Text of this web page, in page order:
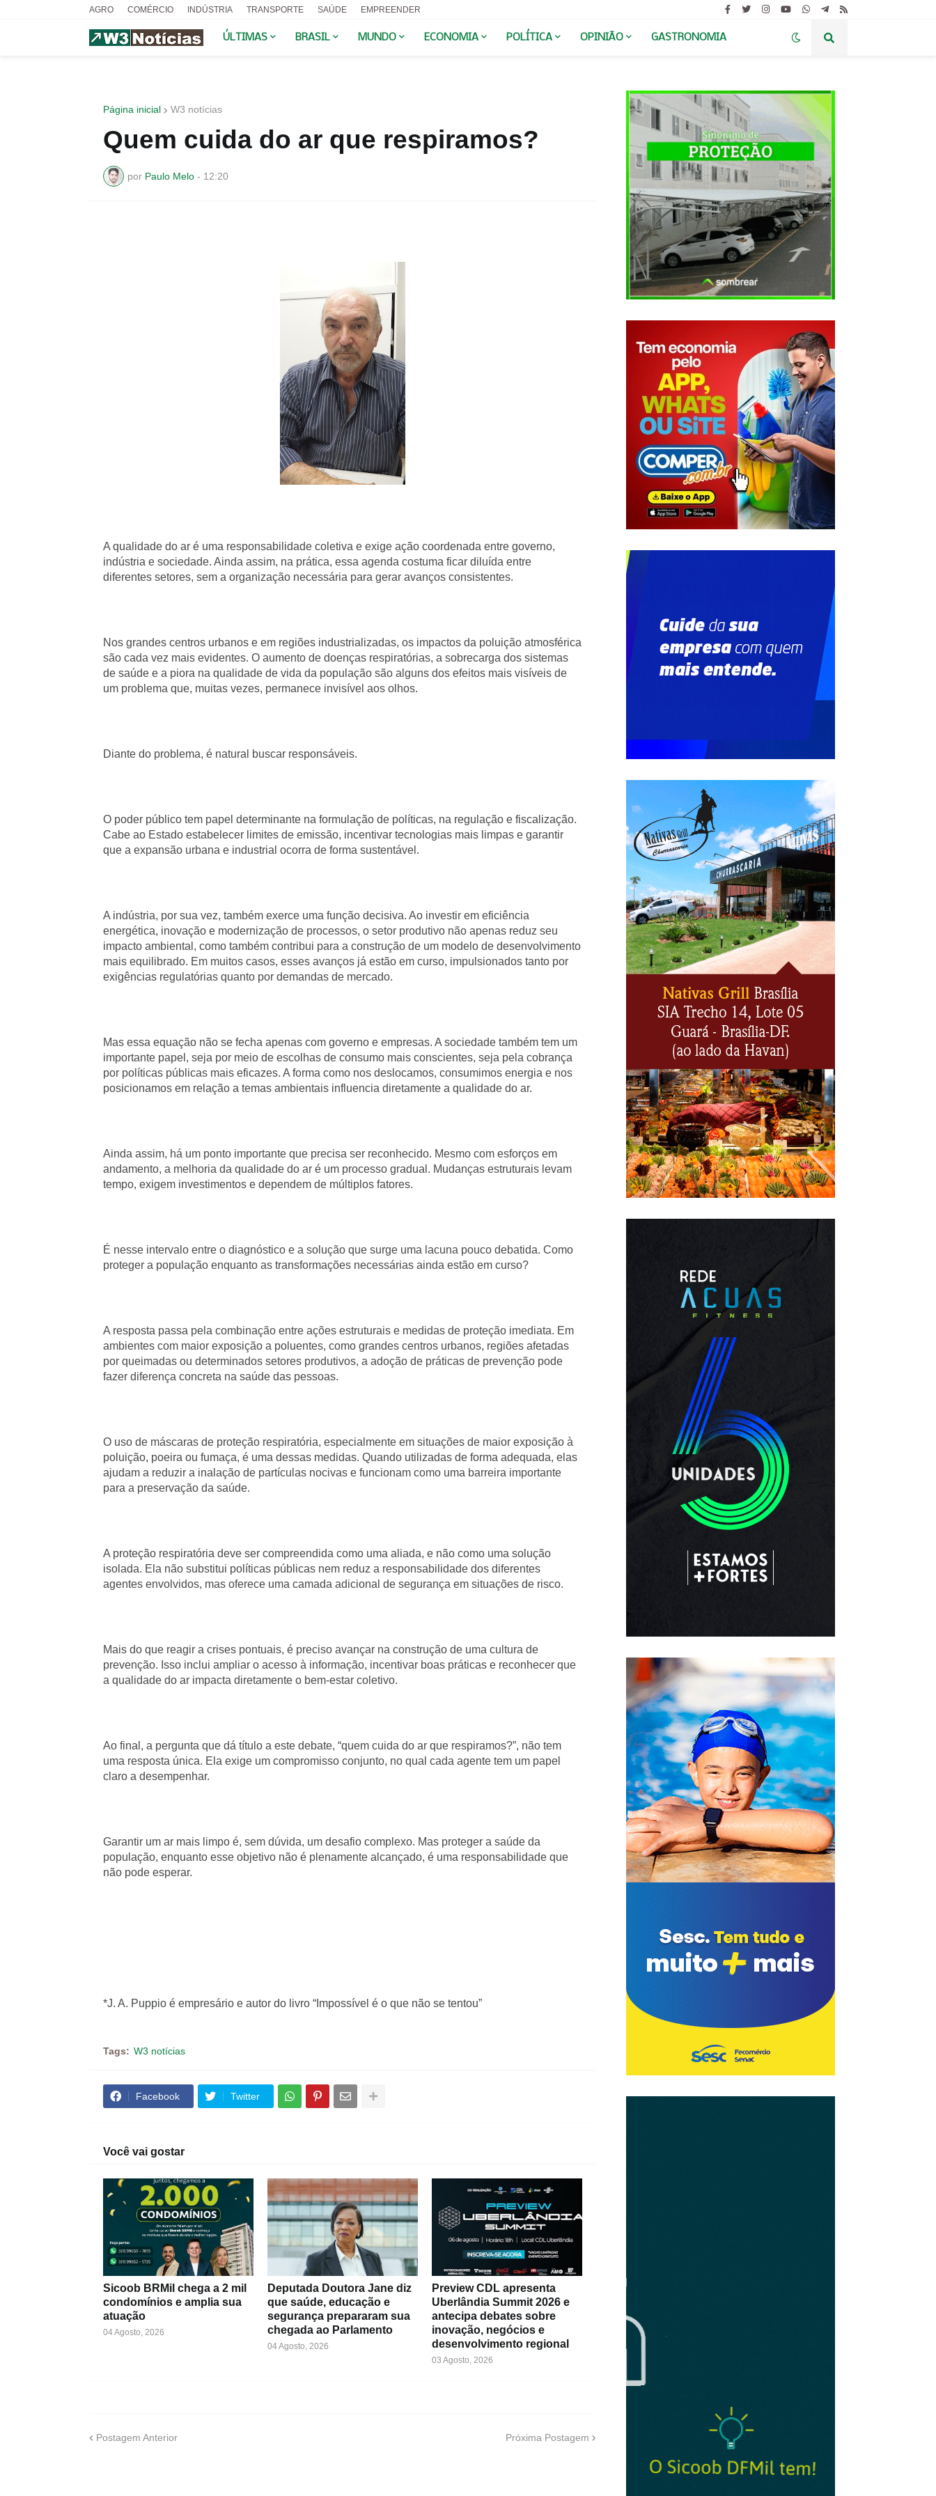
AGRO COMÉRCIO INDÚSTRIA TRANSPORTE SAÚDE EMPREENDER
ÚLTIMAS BRASIL MUNDO ECONOMIA POLÍTICA OPINIÃO GASTRONOMIA
Página inicial W3 notícias
Quem cuida do ar que respiramos?
por Paulo Melo - 12:20
A qualidade do ar é uma responsabilidade coletiva e exige ação coordenada entre governo,
indústria e sociedade. Ainda assim, na prática, essa agenda costuma ficar diluída entre
diferentes setores, sem a organização necessária para gerar avanços consistentes.
Nos grandes centros urbanos e em regiões industrializadas, os impactos da poluição atmosférica
são cada vez mais evidentes. O aumento de doenças respiratórias, a sobrecarga dos sistemas
de saúde e a piora na qualidade de vida da população são alguns dos efeitos mais visíveis de
um problema que, muitas vezes, permanece invisível aos olhos.
Diante do problema, é natural buscar responsáveis.
O poder público tem papel determinante na formulação de políticas, na regulação e fiscalização.
Cabe ao Estado estabelecer limites de emissão, incentivar tecnologias mais limpas e garantir
que a expansão urbana e industrial ocorra de forma sustentável.
A indústria, por sua vez, também exerce uma função decisiva. Ao investir em eficiência
energética, inovação e modernização de processos, o setor produtivo não apenas reduz seu
impacto ambiental, como também contribui para a construção de um modelo de desenvolvimento
mais equilibrado. Em muitos casos, esses avanços já estão em curso, impulsionados tanto por
exigências regulatórias quanto por demandas de mercado.
Mas essa equação não se fecha apenas com governo e empresas. A sociedade também tem um
importante papel, seja por meio de escolhas de consumo mais conscientes, seja pela cobrança
por políticas públicas mais eficazes. A forma como nos deslocamos, consumimos energia e nos
posicionamos em relação a temas ambientais influencia diretamente a qualidade do ar.
Ainda assim, há um ponto importante que precisa ser reconhecido. Mesmo com esforços em
andamento, a melhoria da qualidade do ar é um processo gradual. Mudanças estruturais levam
tempo, exigem investimentos e dependem de múltiplos fatores.
É nesse intervalo entre o diagnóstico e a solução que surge uma lacuna pouco debatida. Como
proteger a população enquanto as transformações necessárias ainda estão em curso?
A resposta passa pela combinação entre ações estruturais e medidas de proteção imediata. Em
ambientes com maior exposição a poluentes, como grandes centros urbanos, regiões afetadas
por queimadas ou determinados setores produtivos, a adoção de práticas de prevenção pode
fazer diferença concreta na saúde das pessoas.
O uso de máscaras de proteção respiratória, especialmente em situações de maior exposição à
poluição, poeira ou fumaça, é uma dessas medidas. Quando utilizadas de forma adequada, elas
ajudam a reduzir a inalação de partículas nocivas e funcionam como uma barreira importante
para a preservação da saúde.
A proteção respiratória deve ser compreendida como uma aliada, e não como uma solução
isolada. Ela não substitui políticas públicas nem reduz a responsabilidade dos diferentes
agentes envolvidos, mas oferece uma camada adicional de segurança em situações de risco.
Mais do que reagir a crises pontuais, é preciso avançar na construção de uma cultura de
prevenção. Isso inclui ampliar o acesso à informação, incentivar boas práticas e reconhecer que
a qualidade do ar impacta diretamente o bem-estar coletivo.
Ao final, a pergunta que dá título a este debate, “quem cuida do ar que respiramos?”, não tem
uma resposta única. Ela exige um compromisso conjunto, no qual cada agente tem um papel
claro a desempenhar.
Garantir um ar mais limpo é, sem dúvida, um desafio complexo. Mas proteger a saúde da
população, enquanto esse objetivo não é plenamente alcançado, é uma responsabilidade que
não pode esperar.
*J. A. Puppio é empresário e autor do livro “Impossível é o que não se tentou”
Tags: W3 notícias
Facebook Twitter
Você vai gostar
Sicoob BRMil chega a 2 mil
condomínios e amplia sua
atuação
04 Agosto, 2026
Deputada Doutora Jane diz
que saúde, educação e
segurança prepararam sua
chegada ao Parlamento
04 Agosto, 2026
Preview CDL apresenta
Uberlândia Summit 2026 e
antecipa debates sobre
inovação, negócios e
desenvolvimento regional
03 Agosto, 2026
Postagem Anterior Próxima Postagem